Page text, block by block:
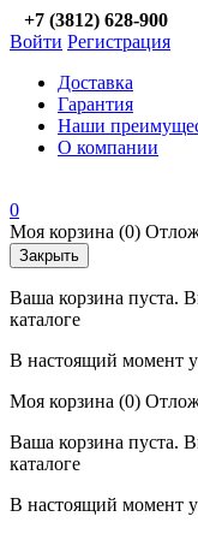
+7 (3812) 628-900
Войти Регистрация
Доставка
Гарантия
Наши
О компании
0
Моя корзина (0)
Закрыть
Ваша корзина пуста.
каталоге
В настоящий момент
Моя корзина (0)
Ваша корзина пуста.
каталоге
В настоящий момент